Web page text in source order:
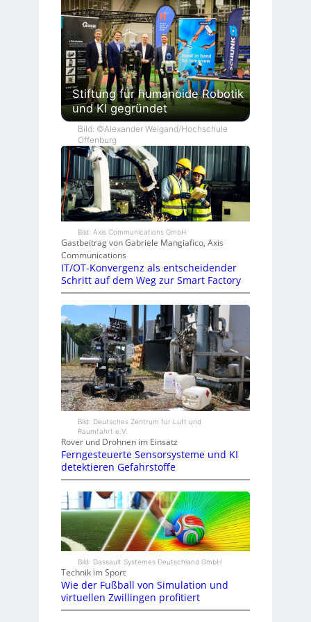
Stiftung für humanoide Robotik
und KI gegründet
Bild: ©Alexander Weigand/Hochschule
Offenburg
Bild: Axis Communications GmbH
Gastbeitrag von Gabriele Mangiafico, Axis
Communications
IT/OT-Konvergenz als entscheidender
Schritt auf dem Weg zur Smart Factory
Bild: Deutsches Zentrum für Luft und
Raumfahrt e.V.
Rover und Drohnen im Einsatz
Ferngesteuerte Sensorsysteme und KI
detektieren Gefahrstoffe
Bild: Dassault Systemes Deutschland GmbH
Technik im Sport
Wie der Fußball von Simulation und
virtuellen Zwillingen profitiert